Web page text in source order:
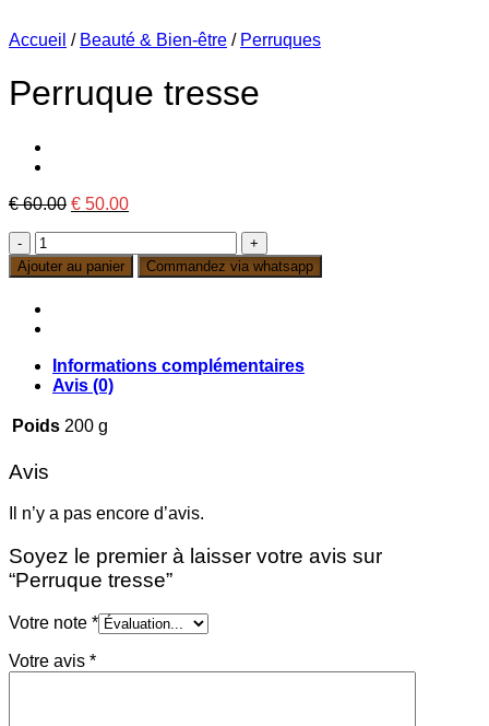
Accueil / Beauté & Bien-être / Perruques
Perruque tresse
€60.00 Le
était :
€ 60.00.
€ 50.00Le
est :
€ 50.00.
quantité
de
Perruque
Ajouter au panier Commandez via whatsapp
Informations complémentaires
Avis (0)
Poids 200 g
Avis
Il n’y a pas encore d’avis.
Soyez le premier à laisser votre avis sur
“Perruque tresse”
Votre note *
Votre avis *